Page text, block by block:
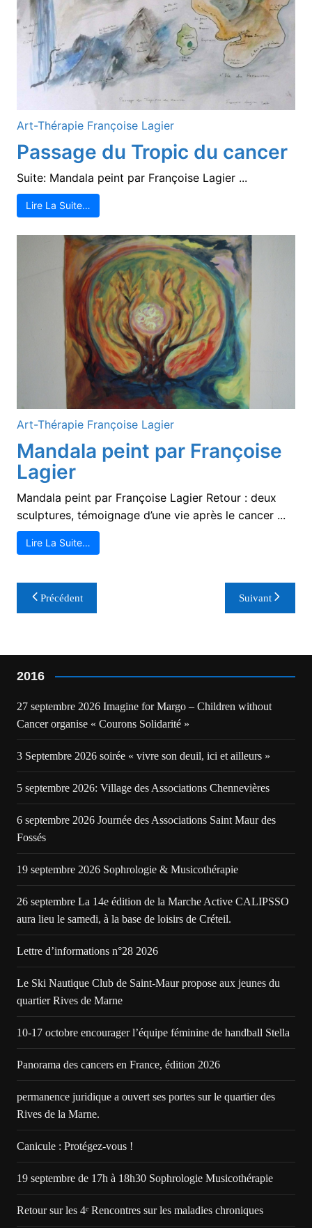
Art-Thérapie Françoise Lagier
Passage du Tropic du cancer
Suite: Mandala peint par Françoise Lagier ...
Lire La Suite…
Art-Thérapie Françoise Lagier
Mandala peint par Françoise
Lagier
Mandala peint par Françoise Lagier Retour : deux
sculptures, témoignage d’une vie après le cancer ...
Lire La Suite…
Navigation
de
Précédent Suivant
2016
27 septembre 2026 Imagine for Margo – Children without
Cancer organise « Courons Solidarité »
3 Septembre 2026 soirée « vivre son deuil, ici et ailleurs »
5 septembre 2026: Village des Associations Chennevières
6 septembre 2026 Journée des Associations Saint Maur des
Fossés
19 septembre 2026 Sophrologie & Musicothérapie
26 septembre La 14e édition de la Marche Active CALIPSSO
aura lieu le samedi, à la base de loisirs de Créteil.
Lettre d’informations n°28 2026
Le Ski Nautique Club de Saint-Maur propose aux jeunes du
quartier Rives de Marne
10-17 octobre encourager l’équipe féminine de handball Stella
Panorama des cancers en France, édition 2026
permanence juridique a ouvert ses portes sur le quartier des
Rives de la Marne.
Canicule : Protégez-vous !
19 septembre de 17h à 18h30 Sophrologie Musicothérapie
Retour sur les 4ᵉ Rencontres sur les maladies chroniques